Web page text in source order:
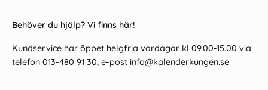
Behöver du hjälp? Vi finns här!
Kundservice har öppet helgfria vardagar kl 09.00-15.00 via
telefon 013-480 91 30, e-post info@kalenderkungen.se